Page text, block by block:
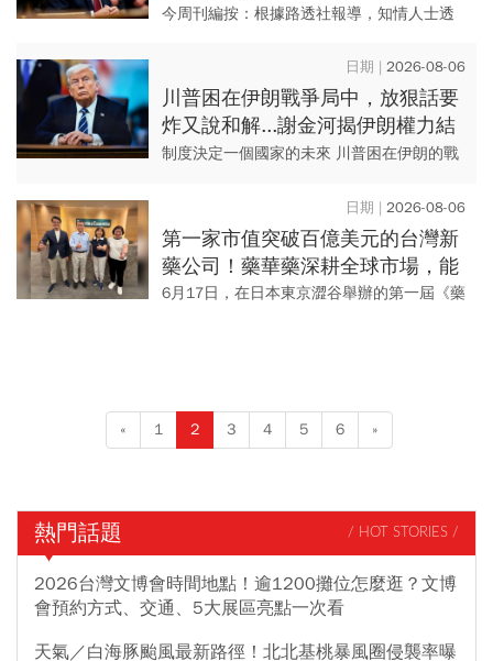
國？晶片與太陽能產業都離不開它
今周刊編按：根據路透社報導，知情人士透
晶矽製成的產品課徵15%關稅，並針對進口
多晶矽、晶圓、太陽...
2026-08-06
川普困在伊朗戰爭局中，放狠話要
炸又說和解...謝金河揭伊朗權力結
構：制度決定一個國家的未來
制度決定一個國家的未來 川普困在伊朗的戰
即將達成協議，伊朗接受和解的條件，一下
子又放狠話要炸爛伊...
2026-08-06
第一家市值突破百億美元的台灣新
藥公司！藥華藥深耕全球市場，能
成為下一個武田製藥？
6月17日，在日本東京澀谷舉辦的第一屆《藥
« 1 2 3 4 5 6 »
熱門話題 / HOT STORIES /
2026台灣文博會時間地點！逾1200攤位怎麼逛？文博
會預約方式、交通、5大展區亮點一次看
天氣／白海豚颱風最新路徑！北北基桃暴風圈侵襲率曝